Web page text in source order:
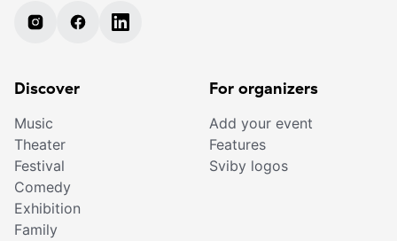
Discover
Music
Theater
Festival
Comedy
Exhibition
Family
For organizers
Add your event
Features
Sviby logos